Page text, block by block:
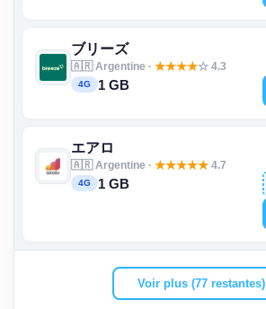
ブリーズ
🇦🇷 Argentine · ★★★★☆ 4.3
4G 1 GB
エアロ
🇦🇷 Argentine · ★★★★★ 4.7
4G 1 GB
Voir plus (77 restantes)